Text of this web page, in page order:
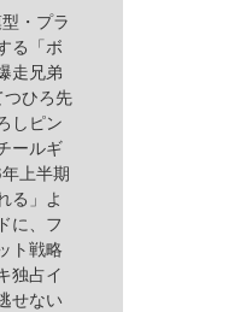
・プラ
る「ボ
走兄弟
つひろ先
しピン
ールギ
上半期
る」よ
に、フ
ト戦略
独占イ
せない